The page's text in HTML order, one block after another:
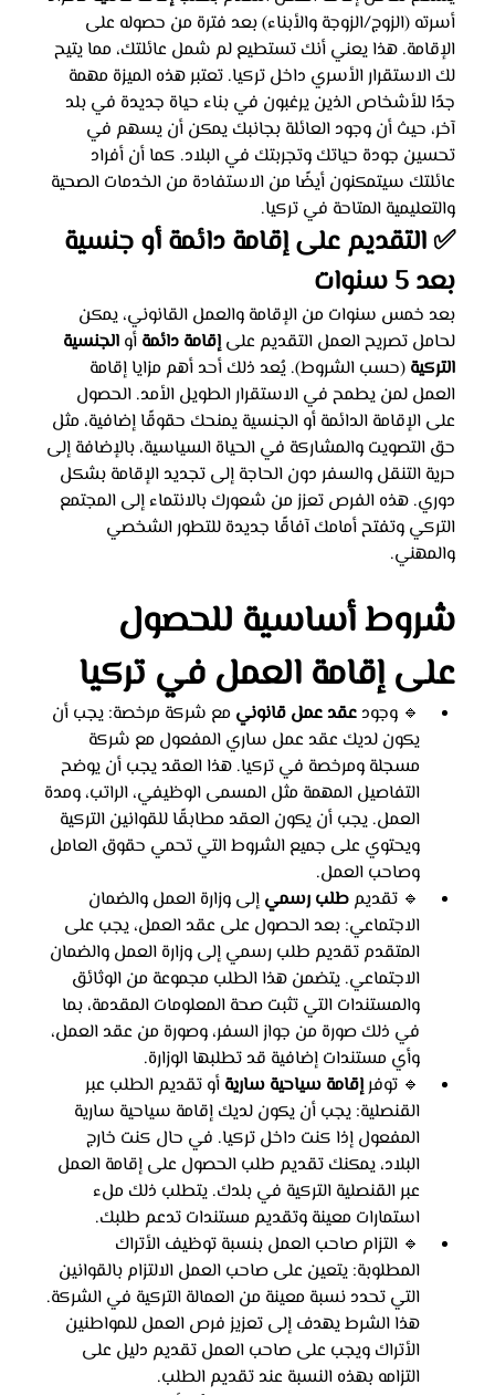
أسرته (الزوج/الزوجة والأبناء) بعد فترة من حصوله على
الإقامة. هذا يعني أنك تستطيع لم شمل عائلتك، مما يتيح
لك الاستقرار الأسري داخل تركيا. تعتبر هذه الميزة مهمة
جدًا للأشخاص الذين يرغبون في بناء حياة جديدة في بلد
آخر، حيث أن وجود العائلة بجانبك يمكن أن يسهم في
تحسين جودة حياتك وتجربتك في البلاد. كما أن أفراد
عائلتك سيتمكنون أيضًا من الاستفادة من الخدمات الصحية
والتعليمية المتاحة في تركيا.
✅ التقديم على إقامة دائمة أو جنسية
بعد 5 سنوات
بعد خمس سنوات من الإقامة والعمل القانوني، يمكن
لحامل تصريح العمل التقديم على إقامة دائمة أو الجنسية
التركية (حسب الشروط). يُعد ذلك أحد أهم مزايا إقامة
العمل لمن يطمح في الاستقرار الطويل الأمد. الحصول
على الإقامة الدائمة أو الجنسية يمنحك حقوقًا إضافية، مثل
حق التصويت والمشاركة في الحياة السياسية، بالإضافة إلى
حرية التنقل والسفر دون الحاجة إلى تجديد الإقامة بشكل
دوري. هذه الفرص تعزز من شعورك بالانتماء إلى المجتمع
التركي وتفتح أمامك آفاقًا جديدة للتطور الشخصي
والمهني.
شروط أساسية للحصول
على إقامة العمل في تركيا
🔹 وجود عقد عمل قانوني مع شركة مرخصة: يجب أن
يكون لديك عقد عمل ساري المفعول مع شركة
مسجلة ومرخصة في تركيا. هذا العقد يجب أن يوضح
التفاصيل المهمة مثل المسمى الوظيفي، الراتب، ومدة
العمل. يجب أن يكون العقد مطابقًا للقوانين التركية
ويحتوي على جميع الشروط التي تحمي حقوق العامل
وصاحب العمل.
🔹 تقديم طلب رسمي إلى وزارة العمل والضمان
الاجتماعي: بعد الحصول على عقد العمل، يجب على
المتقدم تقديم طلب رسمي إلى وزارة العمل والضمان
الاجتماعي. يتضمن هذا الطلب مجموعة من الوثائق
والمستندات التي تثبت صحة المعلومات المقدمة، بما
في ذلك صورة من جواز السفر، وصورة من عقد العمل،
وأي مستندات إضافية قد تطلبها الوزارة.
🔹 توفر إقامة سياحية سارية أو تقديم الطلب عبر
القنصلية: يجب أن يكون لديك إقامة سياحية سارية
المفعول إذا كنت داخل تركيا. في حال كنت خارج
البلاد، يمكنك تقديم طلب الحصول على إقامة العمل
عبر القنصلية التركية في بلدك. يتطلب ذلك ملء
استمارات معينة وتقديم مستندات تدعم طلبك.
🔹 التزام صاحب العمل بنسبة توظيف الأتراك
المطلوبة: يتعين على صاحب العمل الالتزام بالقوانين
التي تحدد نسبة معينة من العمالة التركية في الشركة.
هذا الشرط يهدف إلى تعزيز فرص العمل للمواطنين
الأتراك ويجب على صاحب العمل تقديم دليل على
التزامه بهذه النسبة عند تقديم الطلب.